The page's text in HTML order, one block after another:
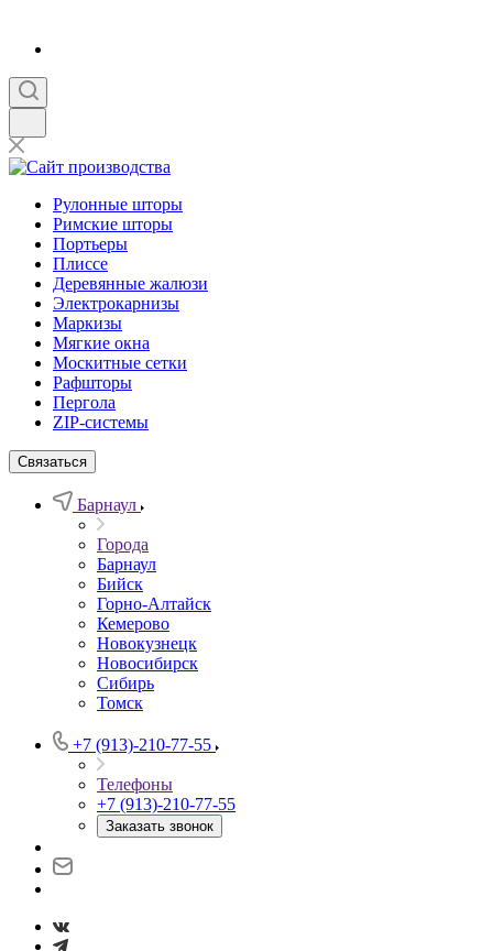
Рулонные шторы
Римские шторы
Портьеры
Плиссе
Деревянные жалюзи
Электрокарнизы
Маркизы
Мягкие окна
Москитные сетки
Рафшторы
Пергола
ZIP-системы
Связаться
Барнаул
Города
Барнаул
Бийск
Горно-Алтайск
Кемерово
Новокузнецк
Новосибирск
Сибирь
Томск
+7 (913)-210-77-55
Телефоны
+7 (913)-210-77-55
Заказать звонок